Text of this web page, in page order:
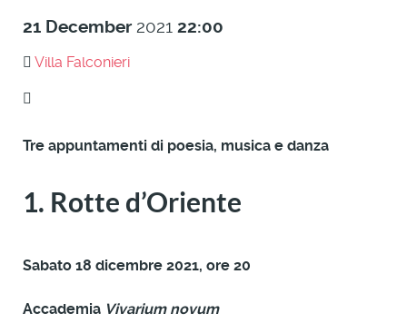
21 December 2021 22:00
Villa Falconieri
Tre appuntamenti di poesia, musica e danza
1. Rotte d’Oriente
Sabato 18 dicembre 2021, ore 20
Accademia Vivarium novum